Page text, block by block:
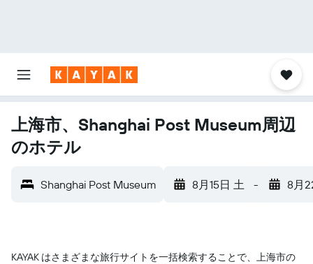
上海市、Shanghai Post Museum周辺
のホテル
Shanghai Post Museum 8月15日 土 - 8月
KAYAK はさまざまな旅行サイトを一括検索することで、上海市​の